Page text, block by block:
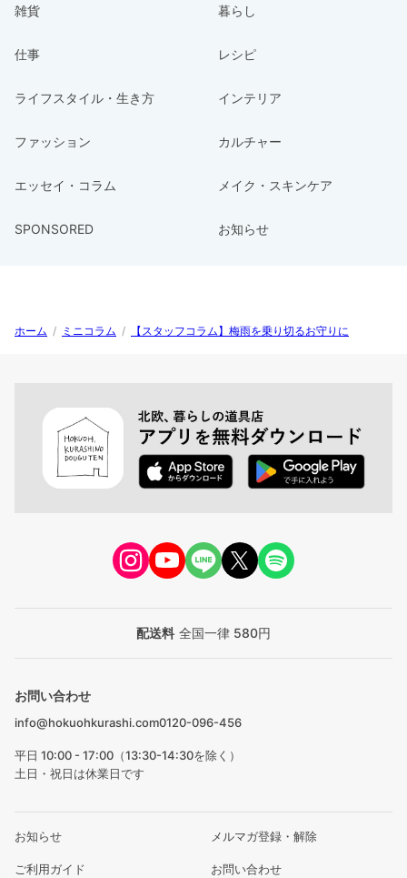
雑貨 暮らし
仕事 レシピ
ライフスタイル・生き方 インテリア
ファッション カルチャー
エッセイ・コラム メイク・スキンケア
SPONSORED お知らせ
ホーム / ミニコラム / 【スタッフコラム】梅雨を乗り切るお守りに
配送料 全国一律 580円
お問い合わせ
info@hokuohkurashi.com0120-096-456
平日 10:00 - 17:00（13:30-14:30を除く）
土日・祝日は休業日です
お知らせ メルマガ登録・解除
ご利用ガイド お問い合わせ